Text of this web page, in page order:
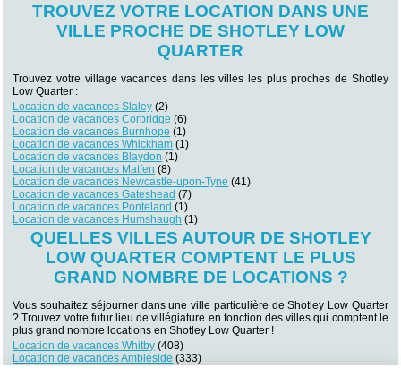
TROUVEZ VOTRE LOCATION DANS UNE
VILLE PROCHE DE SHOTLEY LOW
QUARTER
Trouvez votre village vacances dans les villes les plus proches de Shotley
Low Quarter :
Location de vacances Slaley (2)
Location de vacances Corbridge (6)
Location de vacances Burnhope (1)
Location de vacances Whickham (1)
Location de vacances Blaydon (1)
Location de vacances Matfen (8)
Location de vacances Newcastle-upon-Tyne (41)
Location de vacances Gateshead (7)
Location de vacances Ponteland (1)
Location de vacances Humshaugh (1)
QUELLES VILLES AUTOUR DE SHOTLEY
LOW QUARTER COMPTENT LE PLUS
GRAND NOMBRE DE LOCATIONS ?
Vous souhaitez séjourner dans une ville particulière de Shotley Low Quarter
? Trouvez votre futur lieu de villégiature en fonction des villes qui comptent le
plus grand nombre locations en Shotley Low Quarter !
Location de vacances Whitby (408)
Location de vacances Ambleside (333)